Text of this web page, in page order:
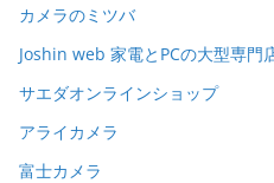
カメラのミツバ
Joshin web 家電とPCの大型専門
サエダオンラインショップ
アライカメラ
富士カメラ